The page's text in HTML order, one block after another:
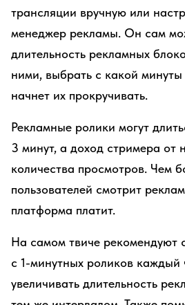
трансляции вручную или
менеджер рекламы. Он сам
длительность рекламных
ними, выбрать с какой минуты
начнет их прокручивать.
Рекламные ролики могут
3 минут, а доход стримера от
количества просмотров. Чем
пользователей смотрит
платформа платит.
На самом твиче рекомендуют
с 1-минутных роликов каждый
увеличивать длительность